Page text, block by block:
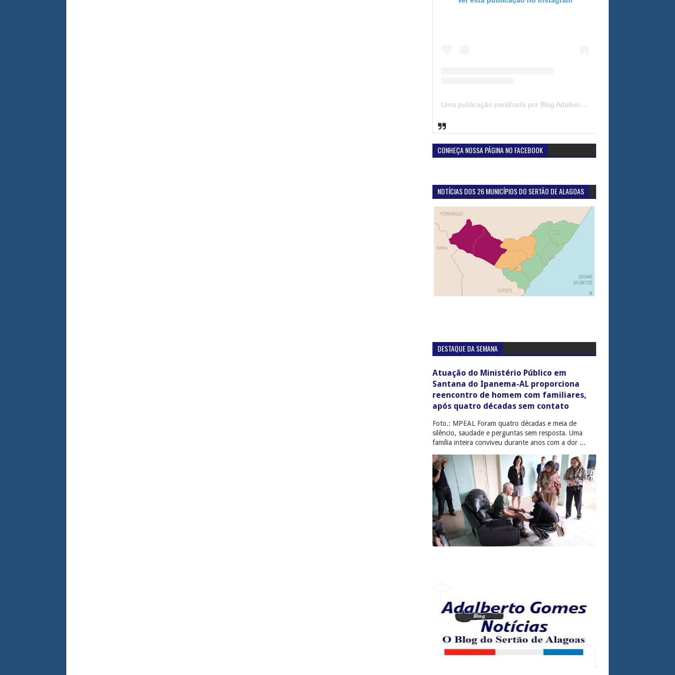
Uma publicação partilhada por Blog Adalberto Gomes Noticias (@blogadalbertogomesnoticiass)
CONHEÇA NOSSA PÁGINA NO FACEBOOK
NOTÍCIAS DOS 26 MUNICÍPIOS DO SERTÃO DE ALAGOAS
DESTAQUE DA SEMANA
Atuação do Ministério Público em
Santana do Ipanema-AL proporciona
reencontro de homem com familiares,
após quatro décadas sem contato
Foto.: MPEAL Foram quatro décadas e meia de
silêncio, saudade e perguntas sem resposta. Uma
família inteira conviveu durante anos com a dor ...